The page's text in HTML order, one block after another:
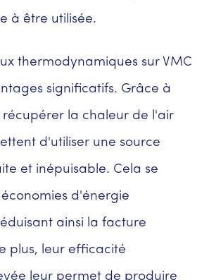
à être utilisée.
thermodynamiques sur VMC
significatifs. Grâce à
la chaleur de l'air
d'utiliser une source
et inépuisable. Cela se
d'énergie
ainsi la facture
plus, leur efficacité
leur permet de produire